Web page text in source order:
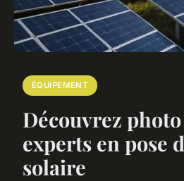
ÉQUIPEMENT
Découvrez
experts en pose
solaire